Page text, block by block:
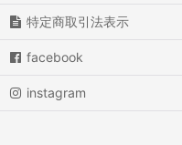
特定商取引法表示
facebook
instagram